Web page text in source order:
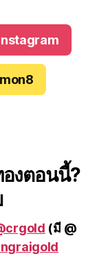
งตอนนี้?
(มี @